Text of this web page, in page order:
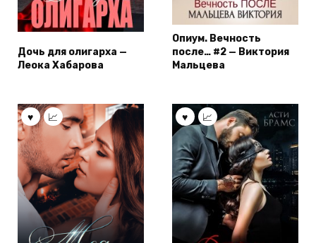
Дочь для олигарха —
Леока Хабарова
Опиум. Вечность
после… #2 — Виктория
Мальцева